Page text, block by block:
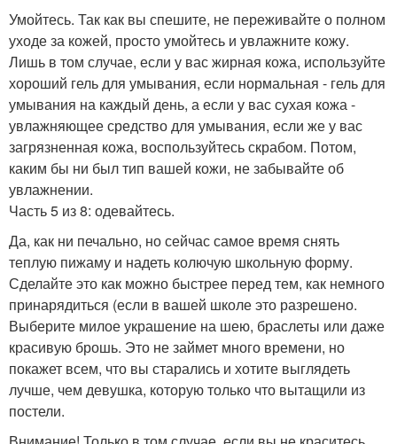
Умойтесь. Так как вы спешите, не переживайте о полном
уходе за кожей, просто умойтесь и увлажните кожу.
Лишь в том случае, если у вас жирная кожа, используйте
хороший гель для умывания, если нормальная - гель для
умывания на каждый день, а если у вас сухая кожа -
увлажняющее средство для умывания, если же у вас
загрязненная кожа, воспользуйтесь скрабом. Потом,
каким бы ни был тип вашей кожи, не забывайте об
увлажнении.
Часть 5 из 8: одевайтесь.
Да, как ни печально, но сейчас самое время снять
теплую пижаму и надеть колючую школьную форму.
Сделайте это как можно быстрее перед тем, как немного
принарядиться (если в вашей школе это разрешено.
Выберите милое украшение на шею, браслеты или даже
красивую брошь. Это не займет много времени, но
покажет всем, что вы старались и хотите выглядеть
лучше, чем девушка, которую только что вытащили из
постели.